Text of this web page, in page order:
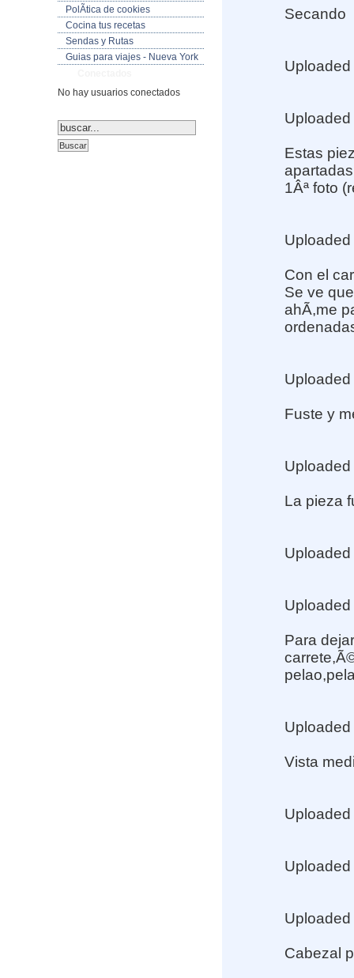
PolÃ­tica de cookies
Cocina tus recetas
Sendas y Rutas
Guias para viajes - Nueva York
No hay usuarios conectados
Secando
Estas
1Âª foto
Con el
Se ve
ahÃ­,me
Fuste y
La pieza
Para
Vista
Cabezal